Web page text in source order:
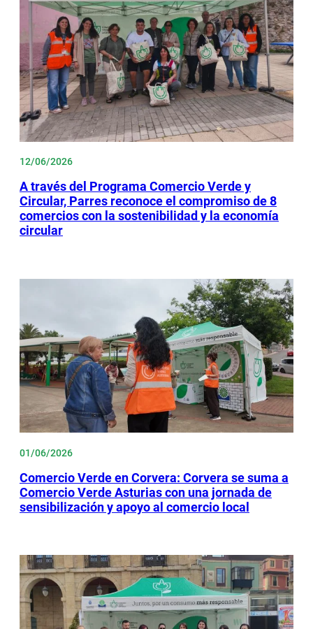
12/06/2026
A través del Programa Comercio Verde y
Circular, Parres reconoce el compromiso de 8
comercios con la sostenibilidad y la economía
circular
01/06/2026
Comercio Verde en Corvera: Corvera se suma a
Comercio Verde Asturias con una jornada de
sensibilización y apoyo al comercio local